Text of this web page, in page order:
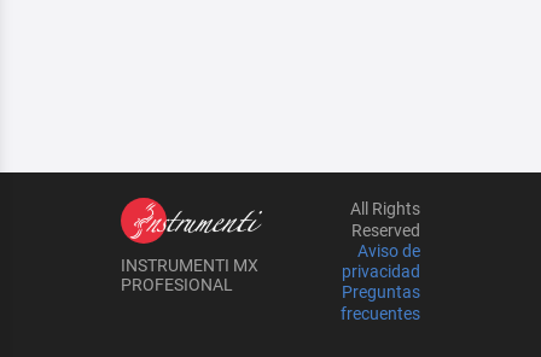
INSTRUMENTI MX
PROFESIONAL
All Rights
Reserved
Aviso de
privacidad
Preguntas
frecuentes